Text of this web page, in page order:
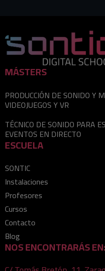
MÁSTERS
PRODUCCIÓN DE SONIDO Y
VIDEOJUEGOS Y VR
TÉCNICO DE SONIDO PARA
EVENTOS EN DIRECTO
ESCUELA
SONTIC
Instalaciones
Profesores
Cursos
Contacto
Blog
NOS ENCONTRARÁS EN: